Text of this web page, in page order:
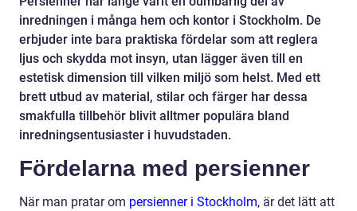
inredningen i många hem och kontor i Stockholm. De
erbjuder inte bara praktiska fördelar som att reglera
ljus och skydda mot insyn, utan lägger även till en
estetisk dimension till vilken miljö som helst. Med ett
brett utbud av material, stilar och färger har dessa
smakfulla tillbehör blivit alltmer populära bland
inredningsentusiaster i huvudstaden.
Fördelarna med persienner
När man pratar om persienner i Stockholm, är det lätt att